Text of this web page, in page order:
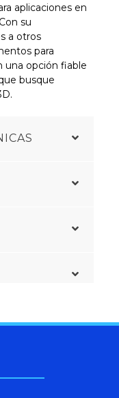
aplicaciones en
su
a otros
para
una opción fiable
busque